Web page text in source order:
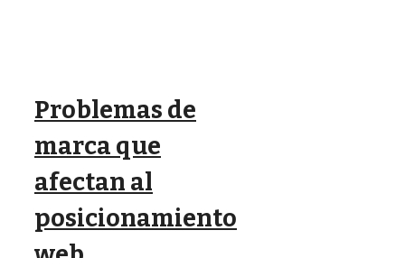
Problemas de
marca que
afectan al
posicionamiento